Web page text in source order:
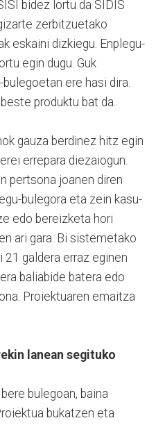
bidez lortu da SIDIS
zerbitzuetako
eskaini dizkiegu. Enplegu-
egin dugu. Guk
ere hasi dira.
produktu bat da.
gauza berdinez hitz egin
errepara diezaiogun.
pertsona joanen diren
bulegora eta zein kasu-
edo bereizketa hori
ari gara. Bi sistemetako
galdera erraz eginen
baliabide batera edo
Proiektuaren emaitza
lanean segituko
bulegoan, baina
bukatzen eta